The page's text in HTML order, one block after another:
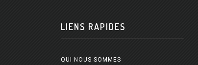
LIENS RAPIDES
QUI NOUS SOMMES